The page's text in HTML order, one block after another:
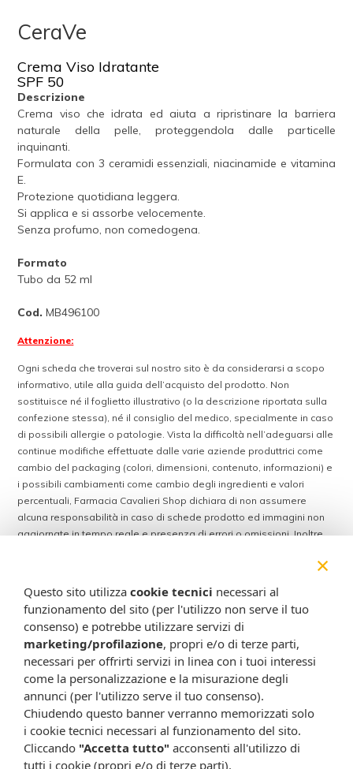
CeraVe
Crema Viso Idratante
SPF 50
Descrizione
Crema viso che idrata ed aiuta a ripristinare la barriera
naturale della pelle, proteggendola dalle particelle
inquinanti.
Formulata con 3 ceramidi essenziali, niacinamide e vitamina
E.
Protezione quotidiana leggera.
Si applica e si assorbe velocemente.
Senza profumo, non comedogena.
Formato
Tubo da 52 ml
Cod. MB496100
Attenzione:
Ogni scheda che troverai sul nostro sito è da considerarsi a scopo
informativo, utile alla guida dell’acquisto del prodotto. Non
sostituisce né il foglietto illustrativo (o la descrizione riportata sulla
confezione stessa), né il consiglio del medico, specialmente in caso
di possibili allergie o patologie. Vista la difficoltà nell’adeguarsi alle
continue modifiche effettuate dalle varie aziende produttrici come
cambio del packaging (colori, dimensioni, contenuto, informazioni) e
i possibili cambiamenti come cambio degli ingredienti e valori
percentuali, Farmacia Cavalieri Shop dichiara di non assumere
alcuna responsabilità in caso di schede prodotto ed immagini non
aggiornate in tempo reale e presenza di errori o omissioni. Inoltre
ISCRIVITI ALLA NEWSLETTER
Rimani aggiornato su tutte le promozioni
×
Questo sito utilizza cookie tecnici necessari al
funzionamento del sito (per l'utilizzo non serve il tuo
consenso) e potrebbe utilizzare servizi di
marketing/profilazione, propri e/o di terze parti,
necessari per offrirti servizi in linea con i tuoi interessi
come la personalizzazione e la misurazione degli
annunci (per l'utilizzo serve il tuo consenso).
Chiudendo questo banner verranno memorizzati solo
i cookie tecnici necessari al funzionamento del sito.
Cliccando "Accetta tutto" acconsenti all'utilizzo di
tutti i cookie (propri e/o di terze parti).